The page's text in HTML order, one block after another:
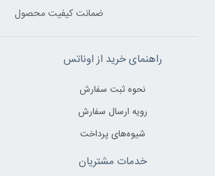
ضمانت کیفیت محصول
راهنمای خرید از اوناتس
نحوه ثبت سفارش
رویه ارسال سفارش
شیوه‌های پرداخت
خدمات مشتریان